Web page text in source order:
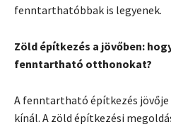
fenntarthatóbbak is legyenek.
Zöld építkezés a jövőben:
fenntartható otthonokat?
A fenntartható építkezés
kínál. A zöld építkezési